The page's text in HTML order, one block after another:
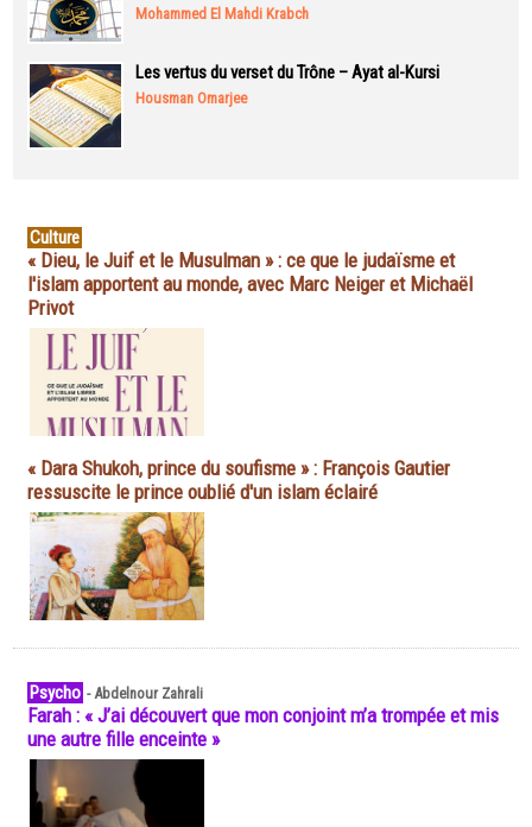
Mohammed El Mahdi Krabch
Les vertus du verset du Trône – Ayat al-Kursi
Housman Omarjee
Culture
« Dieu, le Juif et le Musulman » : ce que le judaïsme et
l'islam apportent au monde, avec Marc Neiger et Michaël
Privot
« Dara Shukoh, prince du soufisme » : François Gautier
ressuscite le prince oublié d'un islam éclairé
Psycho -Abdelnour Zahrali
Farah : « J’ai découvert que mon conjoint m’a trompée et mis
une autre fille enceinte »